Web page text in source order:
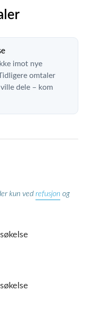
imot nye
omtaler
dele – kom
kun ved refusjon og